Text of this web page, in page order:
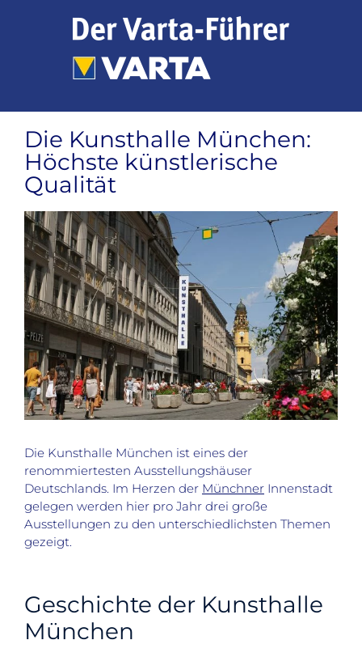
Die Kunsthalle München:
Höchste künstlerische
Qualität
Zeige
grösseres
Bild
Die Kunsthalle München ist eines der
renommiertesten Ausstellungshäuser
Deutschlands. Im Herzen der MünchnerInnenstadt
gelegen werden hier pro Jahr drei große
Ausstellungen zu den unterschiedlichsten Themen
gezeigt.
Geschichte der Kunsthalle
München